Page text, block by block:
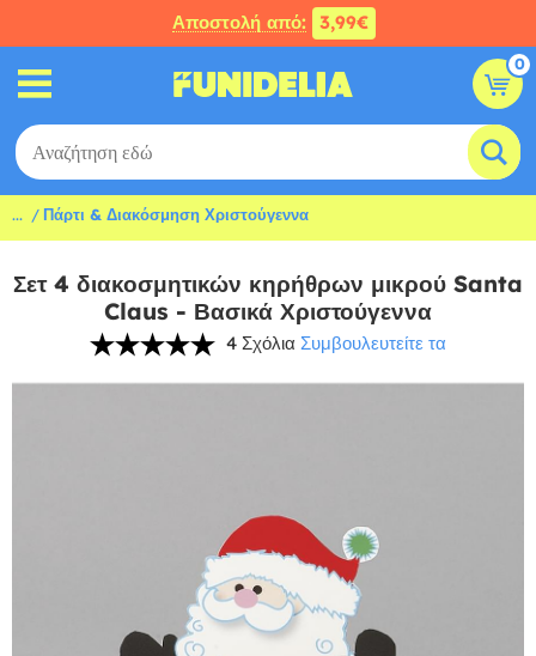
Αποστολή από: 3,99€
0
... Πάρτι & Διακόσμηση Χριστούγεννα
Σετ 4 διακοσμητικών κηρήθρων μικρού Santa
Claus - Βασικά Χριστούγεννα
4 Σχόλια Συμβουλευτείτε τα